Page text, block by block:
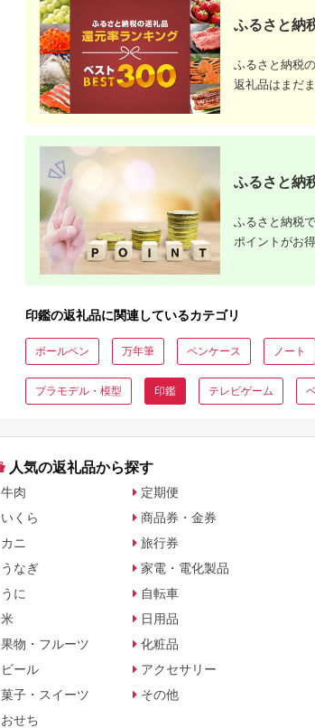
ふるさと納
ふるさと納税
返礼品はまだ
ふるさと納
ふるさと納税
ポイントがお
印鑑の返礼品に関連しているカテゴリ
ボールペン 万年筆 ペンケース ノート
プラモデル・模型 印鑑 テレビゲーム
人気の返礼品から探す
牛肉
いくら
カニ
うなぎ
うに
米
果物・フルーツ
ビール
菓子・スイーツ
おせち
定期便
商品券・金券
旅行券
家電・電化製品
自転車
日用品
化粧品
アクセサリー
その他